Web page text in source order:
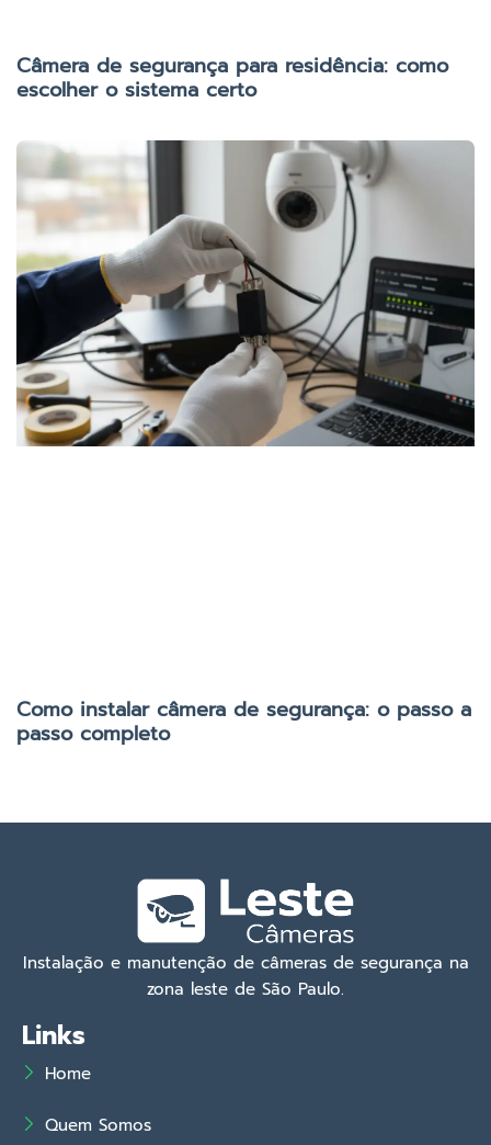
Câmera de segurança para residência: como
escolher o sistema certo
Como instalar câmera de segurança: o passo a
passo completo
Instalação e manutenção de câmeras de segurança na
zona leste de São Paulo.
Links
Home
Quem Somos